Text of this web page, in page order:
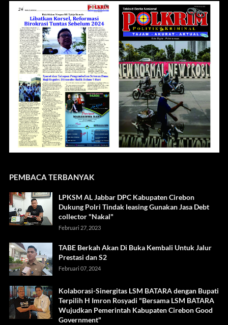
PEMBACA TERBANYAK
LPKSM AL Jabbar DPC Kabupaten Cirebon
Dukung Polri Tindak leasing Gunakan Jasa Debt
collector "Nakal"
Februari 27, 2023
TABE Berkah Akan Di Buka Kembali Untuk Jalur
Prestasi dan S2
Februari 07, 2024
Kolaborasi-Sinergitas LSM BATARA dengan Bupati
Terpilih H Imron Rosyadi "Bersama LSM BATARA
Wujudkan Pemerintah Kabupaten Cirebon Good
Government"